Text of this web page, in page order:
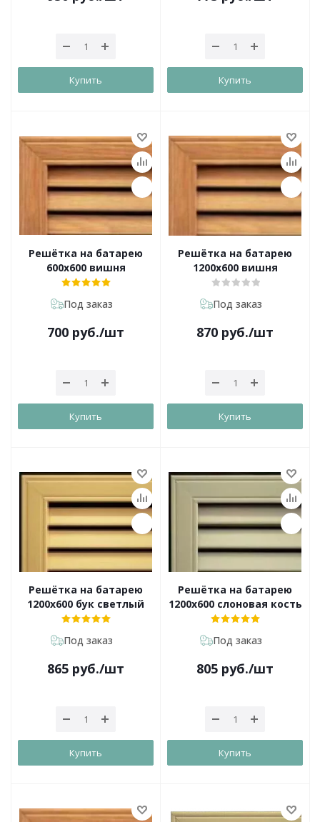
Купить Купить
Решётка на батарею
600х600 вишня
Под заказ
700 руб./шт
Купить
Решётка на батарею
1200х600 вишня
Под заказ
870 руб./шт
Купить
Решётка на батарею
1200х600 бук светлый
Под заказ
865 руб./шт
Купить
Решётка на батарею
1200х600 слоновая кость
Под заказ
805 руб./шт
Купить